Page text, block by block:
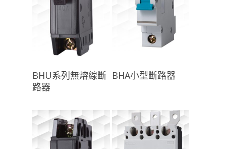
查看內容
BHU系列無熔線斷
路器
查看內容
BHA小型斷路器